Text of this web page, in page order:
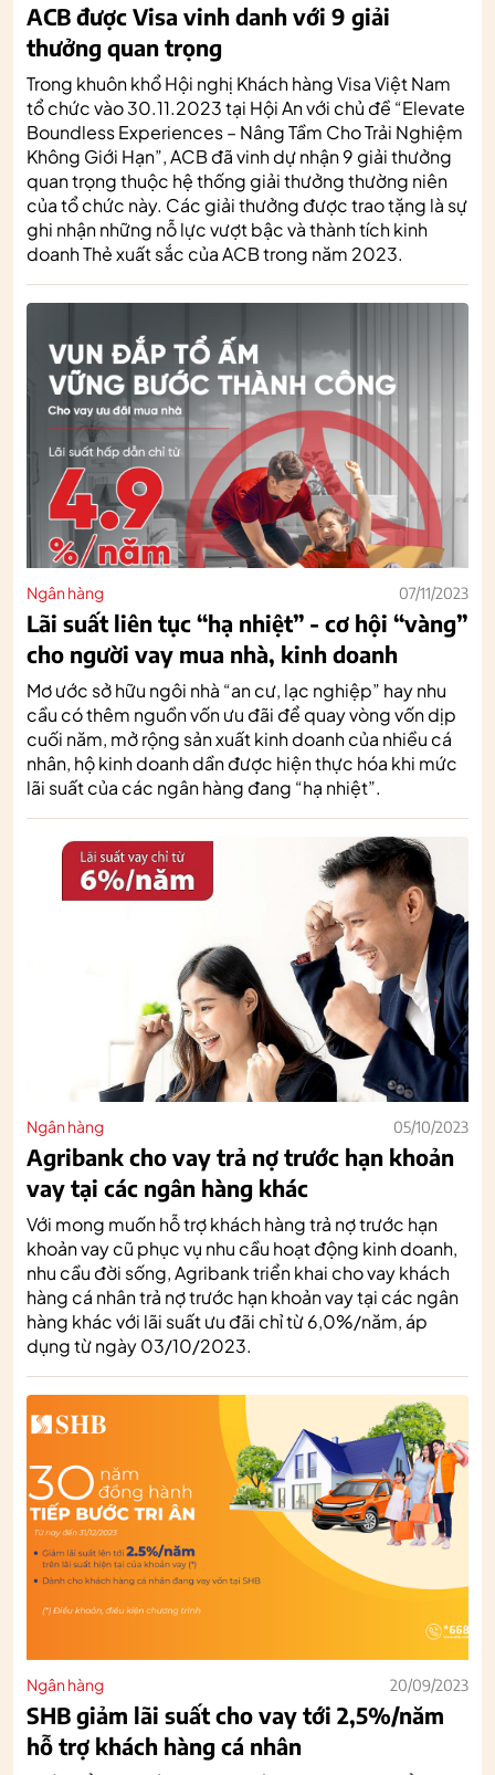
ACB được Visa vinh danh với 9 giải
thưởng quan trọng
Trong khuôn khổ Hội nghị Khách hàng Visa Việt Nam
tổ chức vào 30.11.2023 tại Hội An với chủ đề “Elevate
Boundless Experiences – Nâng Tầm Cho Trải Nghiệm
Không Giới Hạn”, ACB đã vinh dự nhận 9 giải thưởng
quan trọng thuộc hệ thống giải thưởng thường niên
của tổ chức này. Các giải thưởng được trao tặng là sự
ghi nhận những nỗ lực vượt bậc và thành tích kinh
doanh Thẻ xuất sắc của ACB trong năm 2023.
Ngân hàng 07/11/2023
Lãi suất liên tục “hạ nhiệt” - cơ hội “vàng”
cho người vay mua nhà, kinh doanh
Mơ ước sở hữu ngôi nhà “an cư, lạc nghiệp” hay nhu
cầu có thêm nguồn vốn ưu đãi để quay vòng vốn dịp
cuối năm, mở rộng sản xuất kinh doanh của nhiều cá
nhân, hộ kinh doanh dần được hiện thực hóa khi mức
lãi suất của các ngân hàng đang “hạ nhiệt”.
Ngân hàng 05/10/2023
Agribank cho vay trả nợ trước hạn khoản
vay tại các ngân hàng khác
Với mong muốn hỗ trợ khách hàng trả nợ trước hạn
khoản vay cũ phục vụ nhu cầu hoạt động kinh doanh,
nhu cầu đời sống, Agribank triển khai cho vay khách
hàng cá nhân trả nợ trước hạn khoản vay tại các ngân
hàng khác với lãi suất ưu đãi chỉ từ 6,0%/năm, áp
dụng từ ngày 03/10/2023.
Ngân hàng 20/09/2023
SHB giảm lãi suất cho vay tới 2,5%/năm
hỗ trợ khách hàng cá nhân